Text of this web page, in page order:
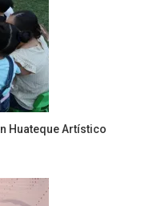
Huateque Artístico